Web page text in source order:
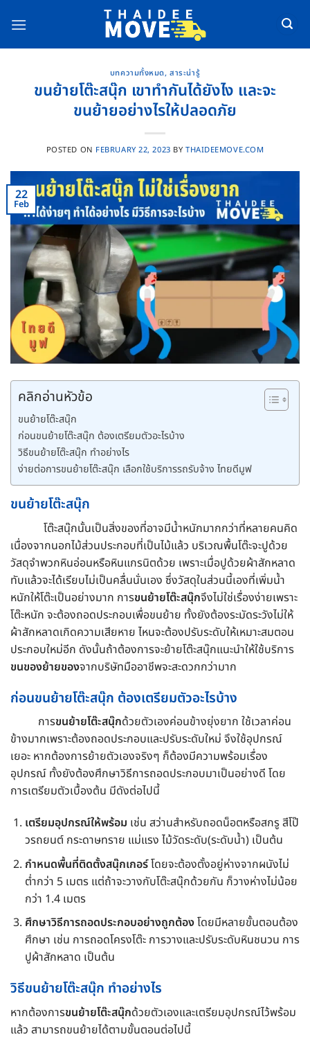
บทความทั้งหมด,สาระน่ารู้
ขนย้ายโต๊ะสนุ๊ก เขาทำกันได้ยังไง และจะ
ขนย้ายอย่างไรให้ปลอดภัย
POSTED ON FEBRUARY 22, 2023 BY THAIDEEMOVE.COM
22
Feb
คลิกอ่านหัวข้อ
ขนย้ายโต๊ะสนุ๊ก
ก่อนขนย้ายโต๊ะสนุ๊ก ต้องเตรียมตัวอะไรบ้าง
วิธีขนย้ายโต๊ะสนุ๊ก ทำอย่างไร
ง่ายต่อการขนย้ายโต๊ะสนุ๊ก เลือกใช้บริการรถรับจ้าง ไทยดีมูฟ
ขนย้ายโต๊ะสนุ๊ก
โต๊ะสนุ๊กนั้นเป็นสิ่งของที่อาจมีน้ำหนักมากกว่าที่หลายคนคิด
เนื่องจากนอกไม้ส่วนประกอบที่เป็นไม้แล้ว บริเวณพื้นโต๊ะจะปูด้วย
วัสดุจำพวกหินอ่อนหรือหินแกรนิตด้วย เพราะเมื่อปูด้วยผ้าสักหลาด
ทับแล้วจะได้เรียบไม่เป็นคลื่นนั่นเอง ซึ่งวัสดุในส่วนนี้เองที่เพิ่มน้ำ
หนักให้โต๊ะเป็นอย่างมาก การขนย้ายโต๊ะสนุ๊กจึงไม่ใช่เรื่องง่ายเพราะ
โต๊ะหนัก จะต้องถอดประกอบเพื่อขนย้าย ทั้งยังต้องระมัดระวังไม่ให้
ผ้าสักหลาดเกิดความเสียหาย ไหนจะต้องปรับระดับให้เหมาะสมตอน
ประกอบใหม่อีก ดังนั้นถ้าต้องการจะย้ายโต๊ะสนุ๊กแนะนำให้ใช้บริการ
ขนของย้ายของจากบริษัทมืออาชีพจะสะดวกกว่ามาก
ก่อนขนย้ายโต๊ะสนุ๊ก ต้องเตรียมตัวอะไรบ้าง
การขนย้ายโต๊ะสนุ๊กด้วยตัวเองค่อนข้างยุ่งยาก ใช้เวลาค่อน
ข้างมากเพราะต้องถอดประกอบและปรับระดับใหม่ จึงใช้อุปกรณ์
เยอะ หากต้องการย้ายตัวเองจริงๆ ก็ต้องมีความพร้อมเรื่อง
อุปกรณ์ ทั้งยังต้องศึกษาวิธีการถอดประกอบมาเป็นอย่างดี โดย
การเตรียมตัวเบื้องต้น มีดังต่อไปนี้
เตรียมอุปกรณ์ให้พร้อม เช่น สว่านสำหรับถอดน็อตหรือสกรู สีโป๊
วรถยนต์ กระดาษทราย แม่แรง ไม้วัดระดับ(ระดับน้ำ) เป็นต้น
กำหนดพื้นที่ติดตั้งสนุ๊กเกอร์โดยจะต้องตั้งอยู่ห่างจากผนังไม่
ต่ำกว่า 5 เมตร แต่ถ้าจะวางกับโต๊ะสนุ๊กด้วยกัน ก็วางห่างไม่น้อย
กว่า 1.4 เมตร
ศึกษาวิธีการถอดประกอบอย่างถูกต้องโดยมีหลายขั้นตอนต้อง
ศึกษา เช่น การถอดโครงโต๊ะ การวางและปรับระดับหินชนวน การ
ปูผ้าสักหลาด เป็นต้น
วิธีขนย้ายโต๊ะสนุ๊ก ทำอย่างไร
หากต้องการขนย้ายโต๊ะสนุ๊กด้วยตัวเองและเตรียมอุปกรณ์ไว้พร้อม
แล้ว สามารถขนย้ายได้ตามขั้นตอนต่อไปนี้